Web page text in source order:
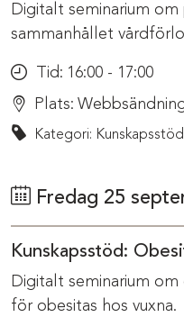
Digitalt seminarium
sammanhållet
Tid: 16:00 - 17:00
Plats:
Kategori: Kunskapsstöd
Fredag 25
Kunskapsstöd:
Digitalt seminarium
för obesitas hos vuxna.